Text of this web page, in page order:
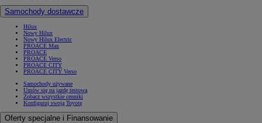
Samochody dostawcze
Hilux
Nowy Hilux
Nowy Hilux Electric
PROACE Max
PROACE
PROACE Verso
PROACE CITY
PROACE CITY Verso
Samochody używane
Umów się na jazdę testową
Zobacz wszystkie cenniki
Konfiguruj swoją Toyotę
Oferty specjalne i Finansowanie